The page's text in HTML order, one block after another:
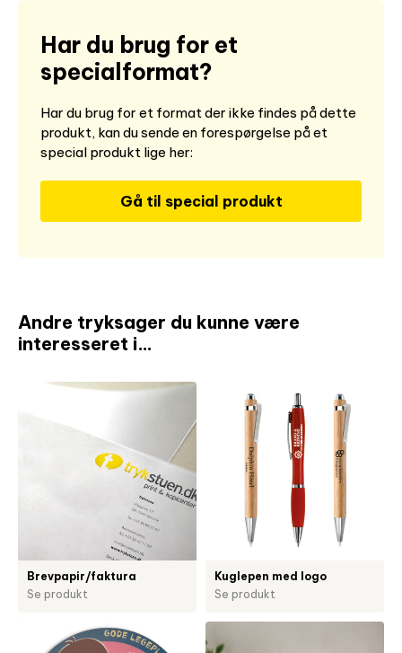
Har du brug for et
specialformat?
Har du brug for et format der ikke findes på dette
produkt, kan du sende en forespørgelse på et
special produkt lige her:
Gå til special produkt
Andre tryksager du kunne være
interesseret i…
Brevpapir/faktura
Se produkt
Kuglepen med logo
Se produkt